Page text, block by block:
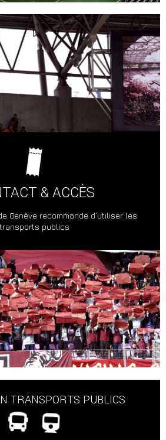
& ACCÈS
Genève recommande d’utiliser les
transports publics
TRANSPORTS PUBLICS